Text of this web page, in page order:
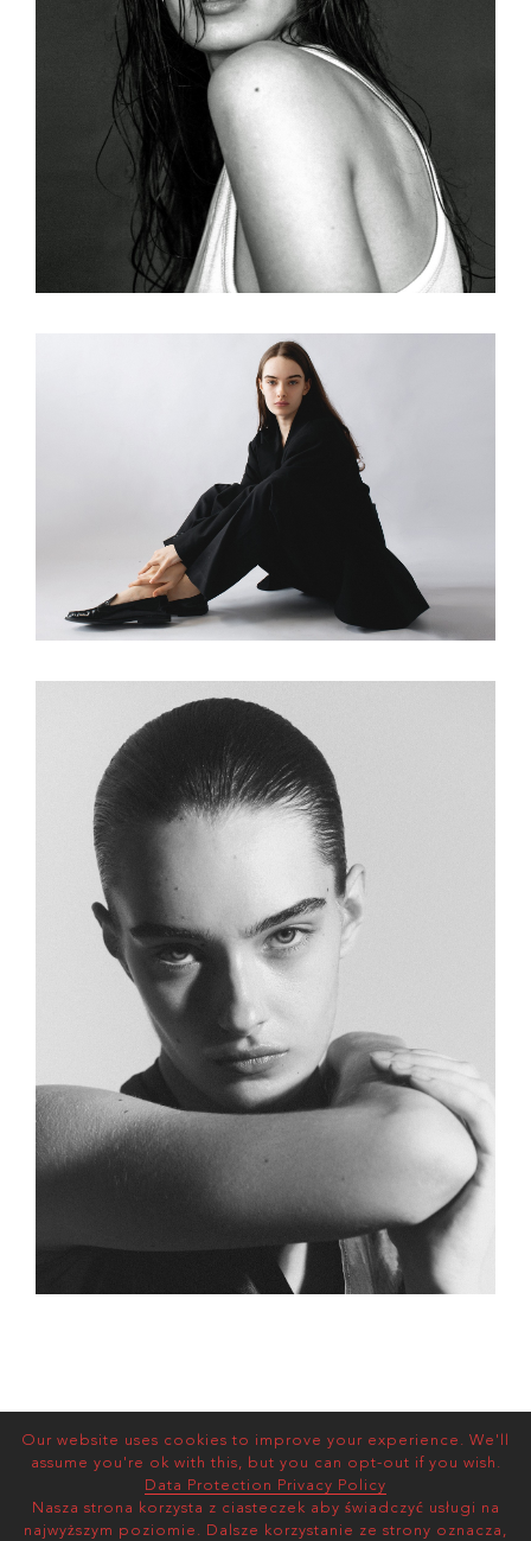
Our website uses cookies to improve your experience. We'll
assume you're ok with this, but you can opt-out if you wish.
Data Protection Privacy Policy
Nasza strona korzysta z ciasteczek aby świadczyć usługi na
najwyższym poziomie. Dalsze korzystanie ze strony oznacza,